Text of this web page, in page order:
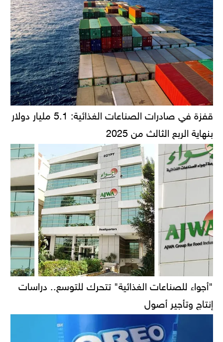
قفزة في صادرات الصناعات الغذائية: 5.1 مليار دولار
بنهاية الربع الثالث من 2025
"أجواء للصناعات الغذائية" تتحرك للتوسع.. دراسات
إنتاج وتأجير أصول